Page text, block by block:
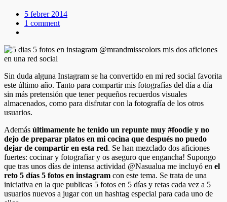
5 febrer 2014
1 comment
Sin duda alguna Instagram se ha convertido en mi red social favorita
este último año. Tanto para compartir mis fotografías del día a día
sin más pretensión que tener pequeños recuerdos visuales
almacenados, como para disfrutar con la fotografía de los otros
usuarios.
Además últimamente he tenido un repunte muy #foodie y no
dejo de preparar platos en mi cocina que después no puedo
dejar de compartir en esta red. Se han mezclado dos aficiones
fuertes: cocinar y fotografiar y os aseguro que engancha! Supongo
que tras unos días de intensa actividad @Nasualua me incluyó en el
reto 5 días 5 fotos en instagram con este tema. Se trata de una
iniciativa en la que publicas 5 fotos en 5 días y retas cada vez a 5
usuarios nuevos a jugar con un hashtag especial para cada uno de